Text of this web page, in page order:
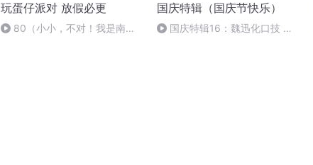
玩蛋仔派对 放假必更
80（小小，不对！我是南
国庆特辑（国庆节快乐）
国庆特辑16：魏迅化口技 二